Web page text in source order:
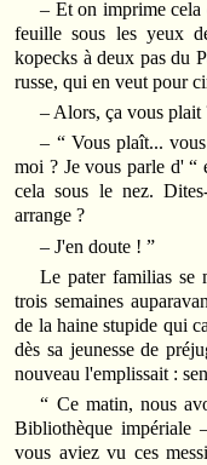
– Et on imprime cela
feuille sous les yeux
kopecks à deux pas du
russe, qui en veut pour
– Alors, ça vous plait
– “ Vous plaît...
moi ? Je vous parle d' “
cela sous le nez.
arrange ?
– J'en doute ! ”
Le pater familias se
trois semaines
de la haine stupide qui
dès sa jeunesse de
nouveau l'emplissait :
“ Ce matin, nous
Bibliothèque
vous aviez vu ces